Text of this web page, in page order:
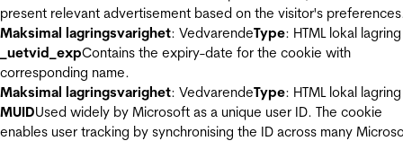
present relevant advertisement based on the visitor's
Maksimal lagringsvarighet: VedvarendeType: HTML lokal lagring
_uetvid_expContains the expiry-date for the cookie with
corresponding name.
Maksimal lagringsvarighet: VedvarendeType: HTML lokal lagring
MUIDUsed widely by Microsoft as a unique user ID. The cookie
enables user tracking by synchronising the ID across many